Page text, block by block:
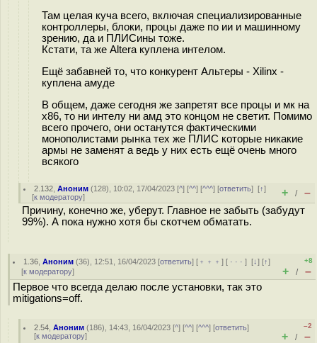
Там целая куча всего, включая специализированные
контроллеры, блоки, процы даже по ии и машинному
зрению, да и ПЛИСины тоже.
Кстати, та же Altera куплена интелом.
Ещё забавней то, что конкурент Альтеры - Xilinx -
куплена амуде
В общем, даже сегодня же запретят все процы и мк на
х86, то ни интелу ни амд это концом не светит. Помимо
всего прочего, они останутся фактическими
монополистами рынка тех же ПЛИС которые никакие
армы не заменят а ведь у них есть ещё очень много
всякого
2.132 ,Аноним (128), 10:02, 17/04/2023 [^] [^^] [^^^] [ответить][↑]
[к модератору] + / –
Причину, конечно же, уберут. Главное не забыть (забудут
99%). А пока нужно хотя бы скотчем обматать.
1.36 ,Аноним (36), 12:51, 16/04/2023 [ответить] [ ﹢﹢﹢] [ · · ·][↓] [↑]
[к модератору]
+8
+ / –
Первое что всегда делаю после установки, так это
mitigations=off.
2.54 ,Аноним (186), 14:43, 16/04/2023 [^] [^^] [^^^] [ответить]
[к модератору]
–2
+ / –